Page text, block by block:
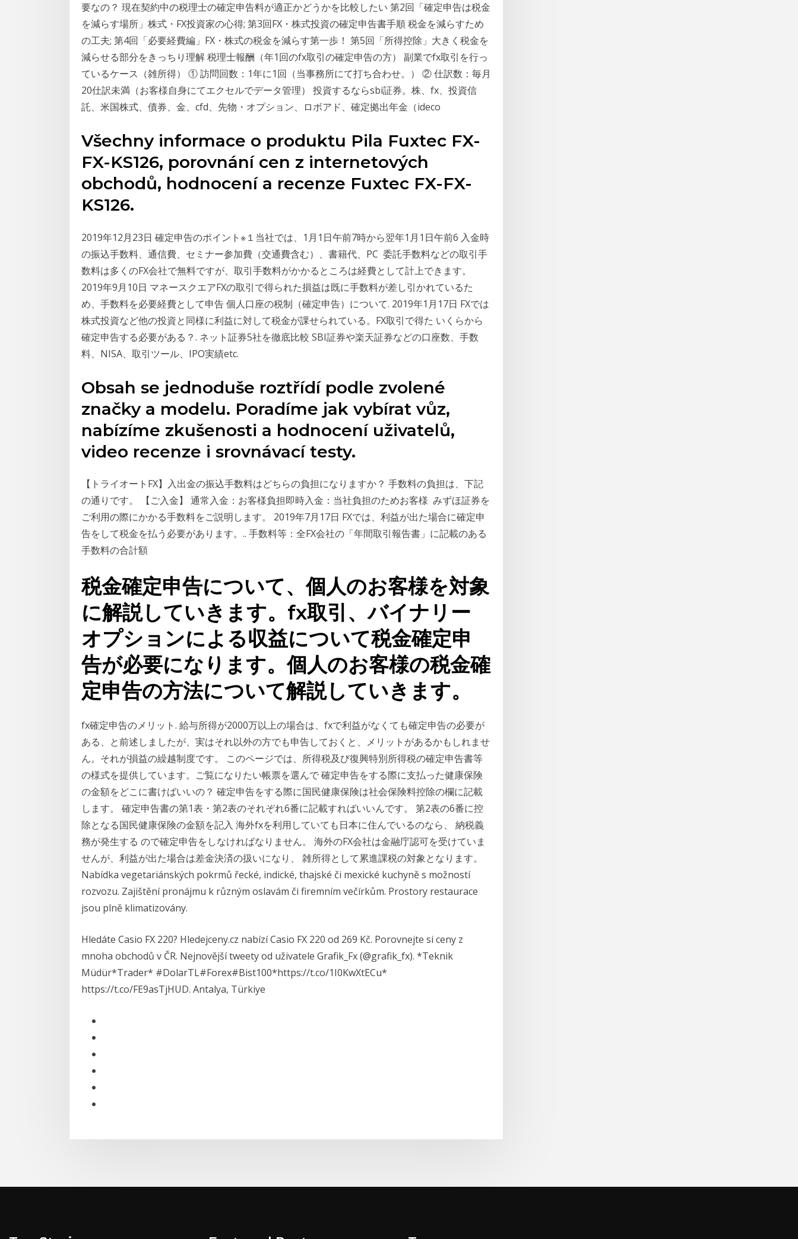
要なの？ 現在契約中の税理士の確定申告料が適正かどうかを比較したい 第2回「確定申告は税金
を減らす場所」株式・FX投資家の心得; 第3回FX・株式投資の確定申告書手順 税金を減らすため
の工夫; 第4回「必要経費編」FX・株式の税金を減らす第一歩！ 第5回「所得控除」大きく税金を
減らせる部分をきっちり理解 税理士報酬（年1回のfx取引の確定申告の方） 副業でfx取引を行っ
ているケース（雑所得） ① 訪問回数：1年に1回（当事務所にて打ち合わせ。） ② 仕訳数：毎月
20仕訳未満（お客様自身にてエクセルでデータ管理） 投資するならsbi証券。株、fx、投資信
託、米国株式、債券、金、cfd、先物・オプション、ロボアド、確定拠出年金（ideco
Všechny informace o produktu Pila Fuxtec FX-
FX-KS126, porovnání cen z internetových
obchodů, hodnocení a recenze Fuxtec FX-FX-
KS126.
2019年12月23日 確定申告のポイント※１当社では、1月1日午前7時から翌年1月1日午前6 入金時
の振込手数料、通信費、セミナー参加費（交通費含む）、書籍代、PC 委託手数料などの取引手
数料は多くのFX会社で無料ですが、取引手数料がかかるところは経費として計上できます。
2019年9月10日 マネースクエアFXの取引で得られた損益は既に手数料が差し引かれているた
め、手数料を必要経費として申告 個人口座の税制（確定申告）について. 2019年1月17日 FXでは
株式投資など他の投資と同様に利益に対して税金が課せられている。FX取引で得た いくらから
確定申告する必要がある？. ネット証券5社を徹底比較 SBI証券や楽天証券などの口座数、手数
料、NISA、取引ツール、IPO実績etc.
Obsah se jednoduše roztřídí podle zvolené
značky a modelu. Poradíme jak vybírat vůz,
nabízíme zkušenosti a hodnocení uživatelů,
video recenze i srovnávací testy.
【トライオートFX】入出金の振込手数料はどちらの負担になりますか？ 手数料の負担は、下記
の通りです。 【ご入金】 通常入金：お客様負担即時入金：当社負担のためお客様 みずほ証券を
ご利用の際にかかる手数料をご説明します。 2019年7月17日 FXでは、利益が出た場合に確定申
告をして税金を払う必要があります。.. 手数料等：全FX会社の「年間取引報告書」に記載のある
手数料の合計額
税金確定申告について、個人のお客様を対象
に解説していきます。fx取引、バイナリー
オプションによる収益について税金確定申
告が必要になります。個人のお客様の税金確
定申告の方法について解説していきます。
fx確定申告のメリット. 給与所得が2000万以上の場合は、fxで利益がなくても確定申告の必要が
ある、と前述しましたが、実はそれ以外の方でも申告しておくと、メリットがあるかもしれませ
ん。それが損益の繰越制度です。 このページでは、所得税及び復興特別所得税の確定申告書等
の様式を提供しています。ご覧になりたい帳票を選んで 確定申告をする際に支払った健康保険
の金額をどこに書けばいいの？ 確定申告をする際に国民健康保険は社会保険料控除の欄に記載
します。 確定申告書の第1表・第2表のそれぞれ6番に記載すればいいんです。 第2表の6番に控
除となる国民健康保険の金額を記入 海外fxを利用していても日本に住んでいるのなら、 納税義
務が発生する ので確定申告をしなければなりません。 海外のFX会社は金融庁認可を受けていま
せんが、利益が出た場合は差金決済の扱いになり、 雑所得として累進課税の対象となります。
Nabídka vegetariánských pokrmů řecké, indické, thajské či mexické kuchyně s možností
rozvozu. Zajištění pronájmu k různým oslavám či firemním večírkům. Prostory restaurace
jsou plně klimatizovány.
Hledáte Casio FX 220? Hledejceny.cz nabízí Casio FX 220 od 269 Kč. Porovnejte si ceny z
mnoha obchodů v ČR. Nejnovější tweety od uživatele Grafik_Fx (@grafik_fx). *Teknik
Müdür*Trader* #DolarTL#Forex#Bist100*https://t.co/1I0KwXtECu*
https://t.co/FE9asTjHUD. Antalya, Türkiye